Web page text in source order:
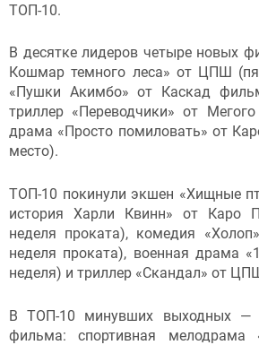
ТОП-10.
В десятке лидеров четыре новых
Кошмар темного леса» от ЦПШ
«Пушки Акимбо» от Каскад
триллер «Переводчики» от
драма «Просто помиловать» от
место).
ТОП-10 покинули экшен «Хищные
история Харли Квинн» от Каро
неделя проката), комедия
неделя проката), военная драма
неделя) и триллер «Скандал» от
В ТОП-10 минувших выходных —
фильма: спортивная мелодрама